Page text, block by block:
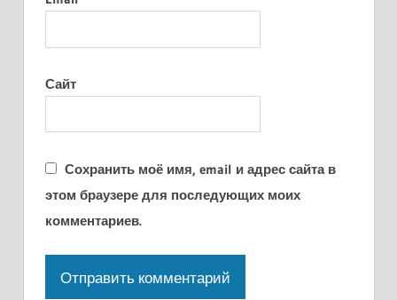
Сайт
Сохранить моё имя, email и адрес сайта в
этом браузере для последующих моих
комментариев.